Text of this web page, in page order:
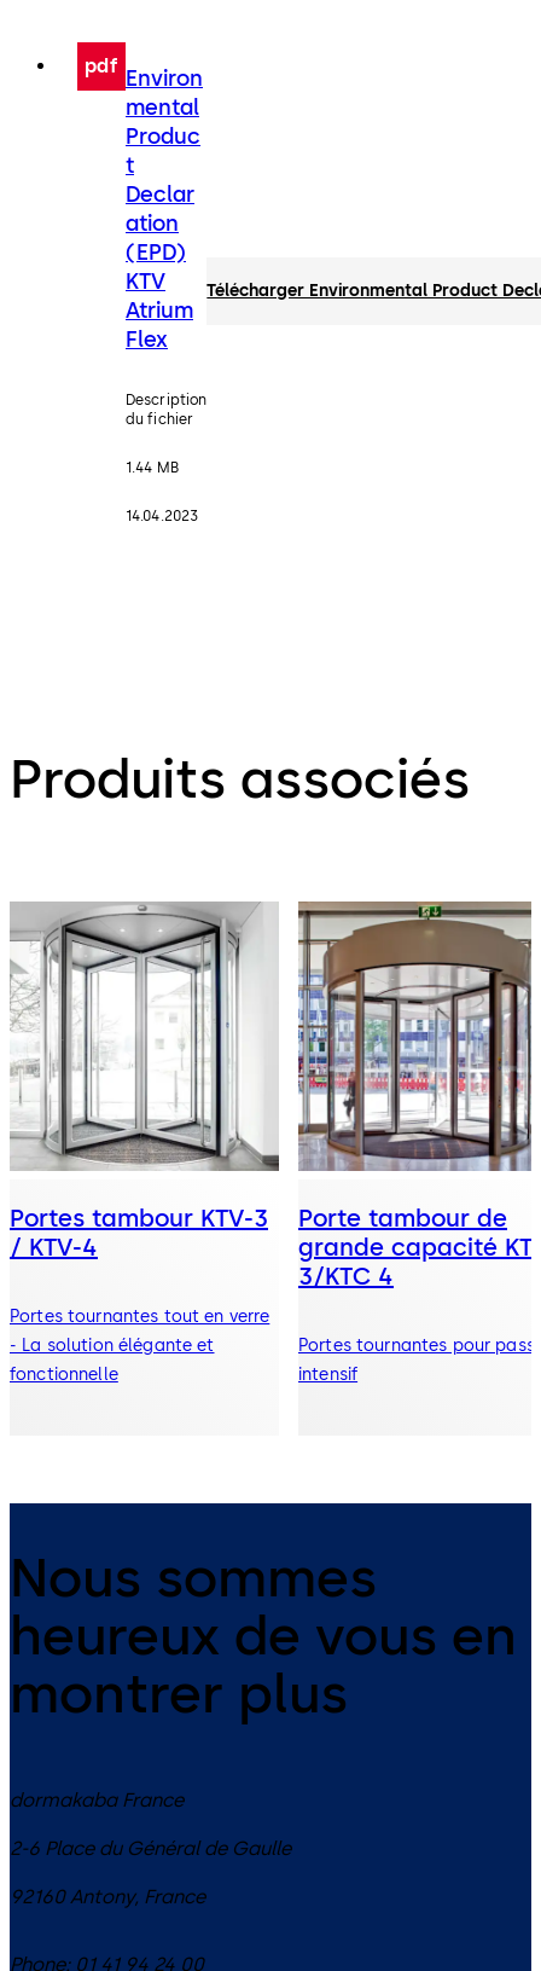
pdf Environ
mental
Produc
t
Declar
ation
(EPD)
KTV
Atrium
Flex
Description
du fichier
1.44 MB
14.04.2023
Télécharger Environmental Product
Produits associés
Portes tambour KTV-3
/ KTV-4
Portes tournantes tout en verre
- La solution élégante et
fonctionnelle
Porte tambour de
grande capacité
3/KTC 4
Portes tournantes pour
intensif
Nous sommes
heureux de vous en
montrer plus
dormakaba France
2-6 Place du Général de Gaulle
92160Antony, France
Phone: 01 41 94 24 00